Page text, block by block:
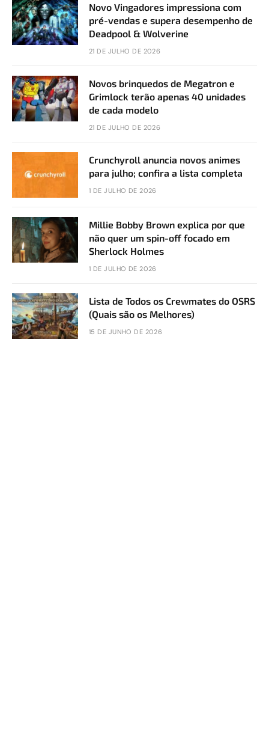
Novo Vingadores impressiona com
pré-vendas e supera desempenho de
Deadpool & Wolverine
21 DE JULHO DE 2026
Novos brinquedos de Megatron e
Grimlock terão apenas 40 unidades
de cada modelo
21 DE JULHO DE 2026
Crunchyroll anuncia novos animes
para julho; confira a lista completa
1 DE JULHO DE 2026
Millie Bobby Brown explica por que
não quer um spin-off focado em
Sherlock Holmes
1 DE JULHO DE 2026
Lista de Todos os Crewmates do OSRS
(Quais são os Melhores)
15 DE JUNHO DE 2026